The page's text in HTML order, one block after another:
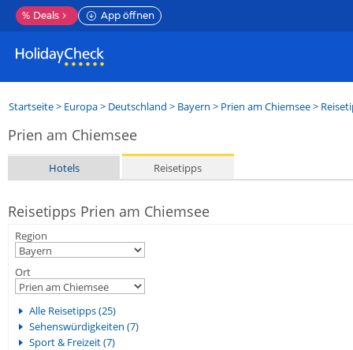
% Deals App öffnen
Startseite> Europa> Deutschland > Bayern > Prien am Chiemsee>
Prien am Chiemsee
Hotels Reisetipps
Reisetipps Prien am Chiemsee
Region
Ort
Alle Reisetipps (25)
Sehenswürdigkeiten (7)
Sport & Freizeit (7)